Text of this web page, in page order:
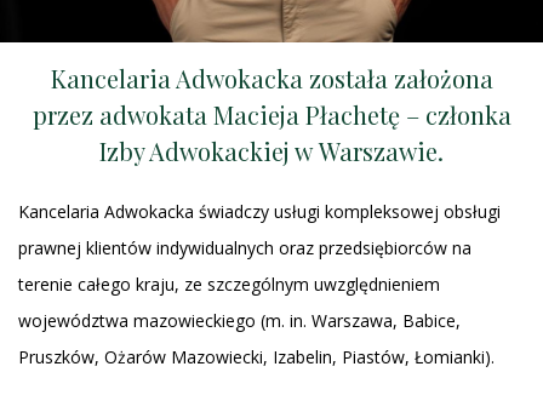
Kancelaria Adwokacka została założona
przez adwokata Macieja Płachetę – członka
Izby Adwokackiej w Warszawie.
Kancelaria Adwokacka świadczy usługi kompleksowej obsługi
prawnej klientów indywidualnych oraz przedsiębiorców na
terenie całego kraju, ze szczególnym uwzględnieniem
województwa mazowieckiego (m. in. Warszawa, Babice,
Pruszków, Ożarów Mazowiecki, Izabelin, Piastów, Łomianki).